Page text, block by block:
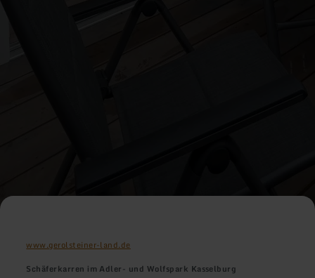
www.gerolsteiner-land.de
Schäferkarren im Adler- und Wolfspark Kasselburg